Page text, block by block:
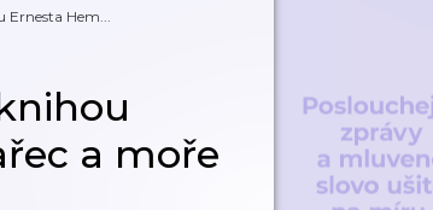
Hem...
a moře